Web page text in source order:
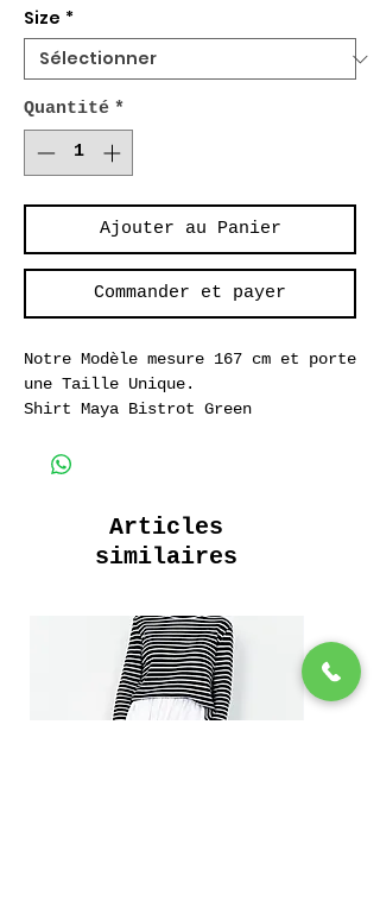
Size *
Quantité *
Ajouter au Panier
Commander et payer
Notre Modèle mesure 167 cm et porte
une Taille Unique.
Shirt Maya Bistrot Green
Articles
similaires